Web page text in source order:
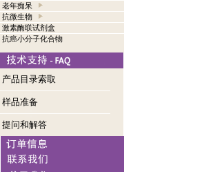
老年痴呆
抗微生物
激素酶联试剂盒
抗癌小分子化合物
产品目录索取
样品准备
提问和解答